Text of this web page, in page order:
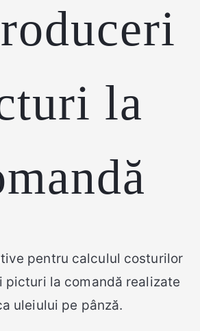
la
pentru calculul costurilor
picturi la comandă realizate
uleiului pe pânză.